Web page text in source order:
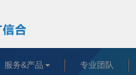
服务&产品 专业团队